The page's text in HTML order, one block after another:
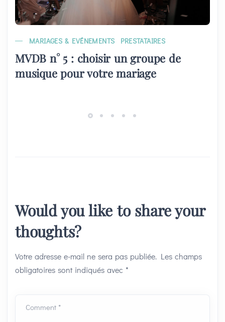
MARIAGES & EVÉNEMENTS PRESTATAIRES
MVDB n° 5 : choisir un groupe de
musique pour votre mariage
Would you like to share your
thoughts?
Votre adresse e-mail ne sera pas publiée. Les champs
obligatoires sont indiqués avec *
Comment *